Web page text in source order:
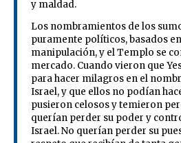
y maldad.
Los nombramientos de los
puramente políticos, basados
manipulación, y el Templo se
mercado. Cuando vieron que
para hacer milagros en el
Israel, y que ellos no podían
pusieron celosos y temieron
querían perder su poder y
Israel. No querían perder su